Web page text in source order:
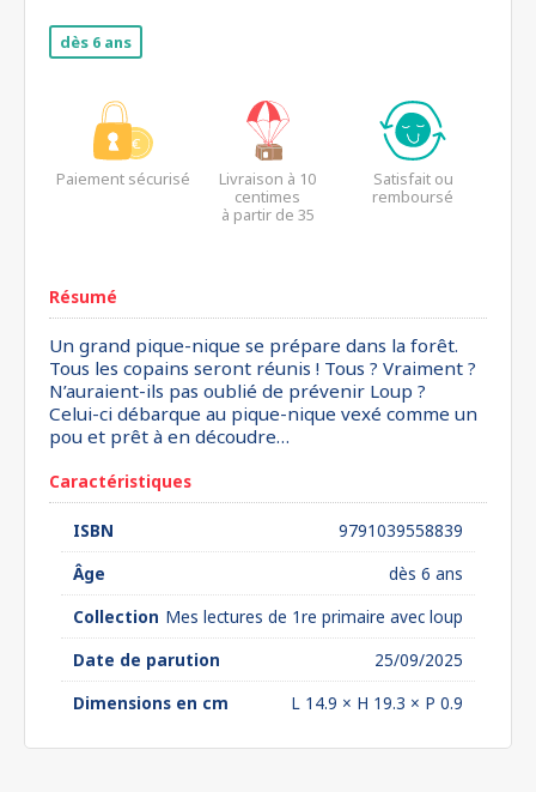
dès 6 ans
Paiement sécurisé
Livraison à 10
centimes
à partir de 35
Satisfait ou
remboursé
Résumé
Un grand pique-nique se prépare dans la forêt.
Tous les copains seront réunis ! Tous ? Vraiment ?
N’auraient-ils pas oublié de prévenir Loup ?
Celui-ci débarque au pique-nique vexé comme un
pou et prêt à en découdre…
Caractéristiques
ISBN
9791039558839
Âge
dès 6 ans
Collection Mes lectures de 1re primaire avec loup
Date de parution
25/09/2025
Dimensions en cm
L 14.9 × H 19.3 × P 0.9